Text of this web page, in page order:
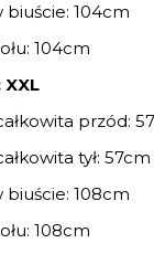
104cm
104cm
przód:
tył: 57cm
108cm
108cm